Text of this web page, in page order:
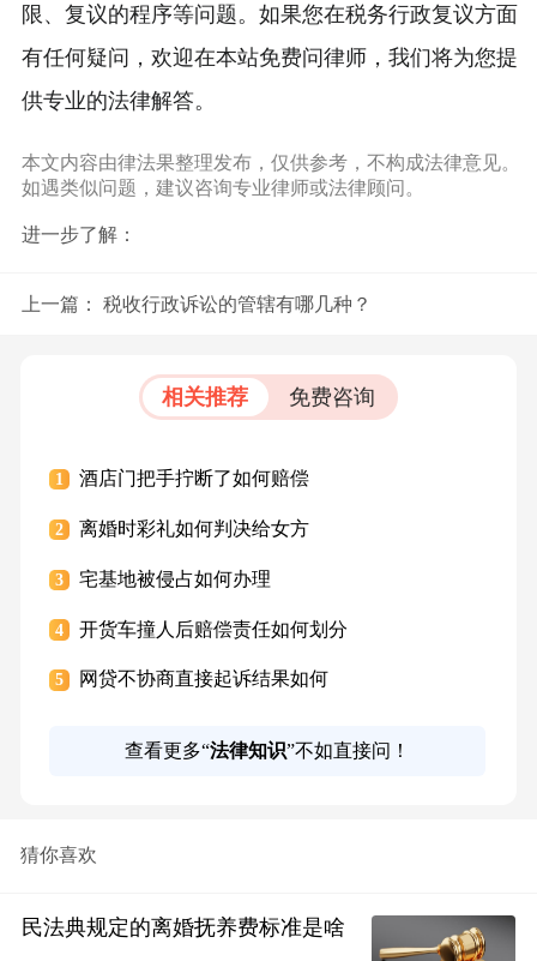
限、复议的程序等问题。如果您在税务行政复议方面
有任何疑问，欢迎在本站免费问律师，我们将为您提
供专业的法律解答。
本文内容由律法果整理发布，仅供参考，不构成法律意见。
如遇类似问题，建议咨询专业律师或法律顾问。
进一步了解：
上一篇： 税收行政诉讼的管辖有哪几种？
相关推荐 免费咨询
1 酒店门把手拧断了如何赔偿
2 离婚时彩礼如何判决给女方
3 宅基地被侵占如何办理
4 开货车撞人后赔偿责任如何划分
5 网贷不协商直接起诉结果如何
查看更多“法律知识”不如直接问！
猜你喜欢
民法典规定的离婚抚养费标准是啥